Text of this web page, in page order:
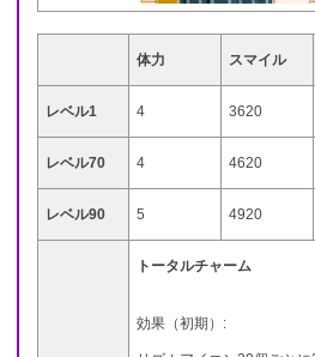
体力 スマイル
レベル1 4 3620
レベル70 4 4620
レベル90 5 4920
トータルチャーム
効果（初期）: